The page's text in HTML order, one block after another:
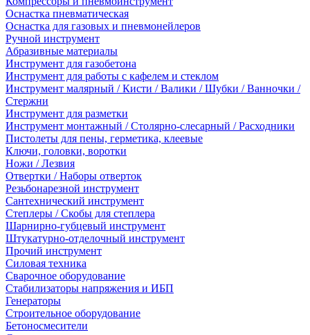
Оснастка пневматическая
Оснастка для газовых и пневмонейлеров
Ручной инструмент
Абразивные материалы
Инструмент для газобетона
Инструмент для работы с кафелем и стеклом
Инструмент малярный / Кисти / Валики / Шубки / Ванночки /
Стержни
Инструмент для разметки
Инструмент монтажный / Столярно-слесарный / Расходники
Пистолеты для пены, герметика, клеевые
Ключи, головки, воротки
Ножи / Лезвия
Отвертки / Наборы отверток
Резьбонарезной инструмент
Сантехнический инструмент
Степлеры / Скобы для степлера
Шарнирно-губцевый инструмент
Штукатурно-отделочный инструмент
Прочий инструмент
Силовая техника
Сварочное оборудование
Стабилизаторы напряжения и ИБП
Генераторы
Строительное оборудование
Бетоносмесители